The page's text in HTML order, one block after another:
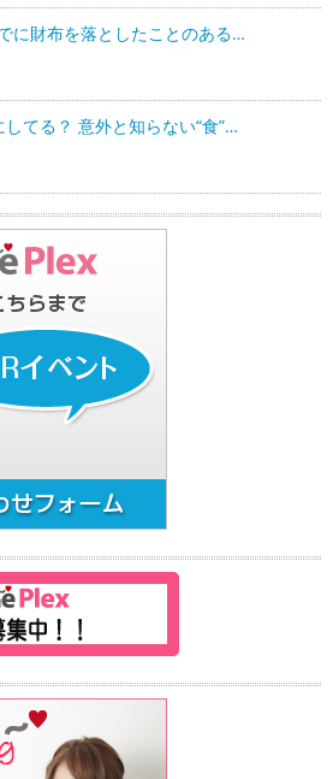
に財布を落としたことのある…
てる？ 意外と知らない“食”…